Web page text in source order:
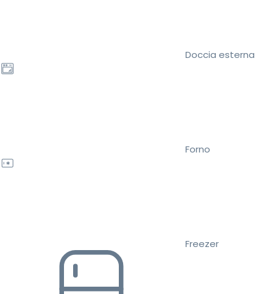
Doccia esterna
Forno
Freezer